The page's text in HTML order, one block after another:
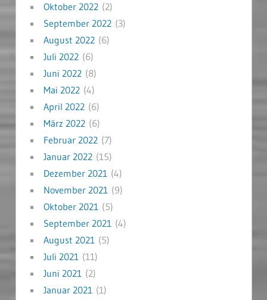
Oktober 2022(2)
September 2022(3)
August 2022(6)
Juli 2022(6)
Juni 2022(8)
Mai 2022(4)
April 2022(6)
März 2022(6)
Februar 2022(7)
Januar 2022(15)
Dezember 2021(4)
November 2021(9)
Oktober 2021(5)
September 2021(4)
August 2021(5)
Juli 2021(11)
Juni 2021(2)
Januar 2021(1)